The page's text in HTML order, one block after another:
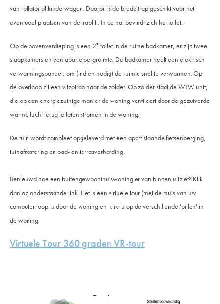
van rollator of kinderwagen. Daarbij is de brede trap geschikt voor het
eventueel plaatsen van de traplift. In de hal bevindt zich het toilet.
Op de bovenverdieping is een 2e toilet in de ruime badkamer, er zijn twee
slaapkamers en een aparte bergruimte. De badkamer heeft een elektrisch
verwarmingspaneel, om (indien nodig) de ruimte snel te verwarmen. Op
de overloop zit een vlizotrap naar de zolder. Op zolder staat de WTW-unit,
die op een energiezuinige manier de woning ventileert door de gezuiverde
warme lucht terug te laten stromen in de woning.
De tuin wordt compleet opgeleverd met een apart staande fietsenberging,
tuinafrastering en pad- en terrasverharding.
Benieuwd hoe een buitengewoonthuiswoning er van binnen uitziet? Klik
dan op onderstaande link. Het is een virtuele tour (met de muis van uw
computer loopt u door de woning en klikt u op de verschillende 'pijlen' in
de woning.
Virtuele Tour 360 graden VR-tour